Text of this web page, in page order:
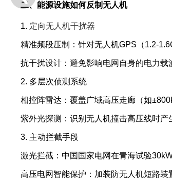
二、能源设施如何反制无人机
1. 定向无人机干扰器
精准频段压制：针对无人机GPS（1.2-
抗干扰设计：避免影响电网自身的电力载
2. 多层次侦测系统
相控阵雷达：覆盖广域高压走廊（如
紫外光探测：识别无人机撞击高压线时产
3. 主动拦截手段
激光拦截：中国国家电网在青海试验
高压电网智能保护：加装防无人机短路装